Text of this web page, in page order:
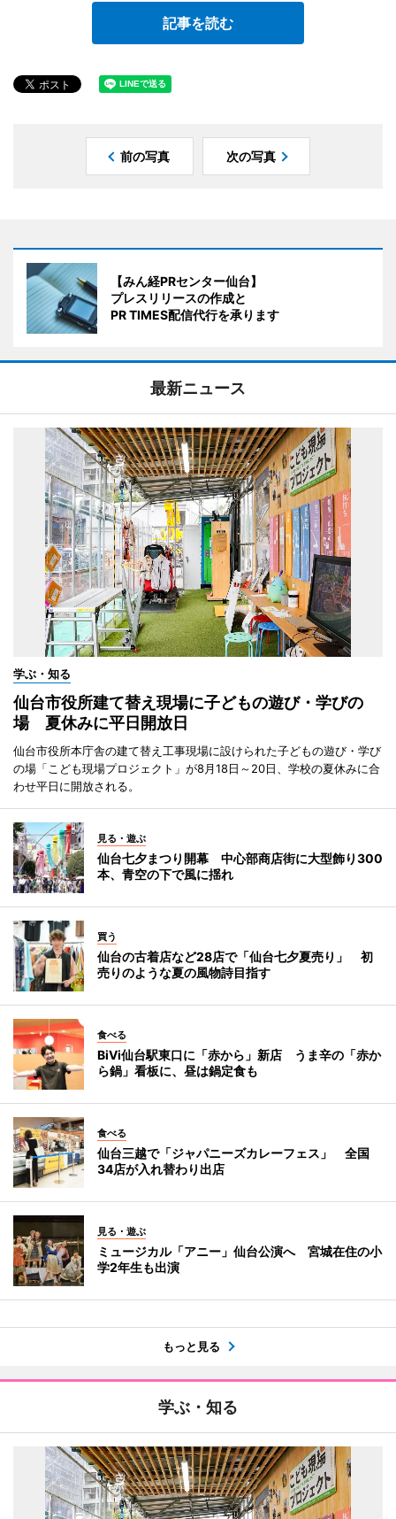
記事を読む
前の写真 次の写真
【みん経PRセンター仙台】
プレスリリースの作成と
PR TIMES配信代行を承ります
最新ニュース
学ぶ・知る
仙台市役所建て替え現場に子どもの遊び・学びの
場 夏休みに平日開放日
仙台市役所本庁舎の建て替え工事現場に設けられた子どもの遊び・学び
の場「こども現場プロジェクト」が8月18日～20日、学校の夏休みに合
わせ平日に開放される。
見る・遊ぶ
仙台七夕まつり開幕 中心部商店街に大型飾り300
本、青空の下で風に揺れ
買う
仙台の古着店など28店で「仙台七夕夏売り」 初
売りのような夏の風物詩目指す
食べる
BiVi仙台駅東口に「赤から」新店 うま辛の「赤か
ら鍋」看板に、昼は鍋定食も
食べる
仙台三越で「ジャパニーズカレーフェス」 全国
34店が入れ替わり出店
見る・遊ぶ
ミュージカル「アニー」仙台公演へ 宮城在住の小
学2年生も出演
もっと見る
学ぶ・知る